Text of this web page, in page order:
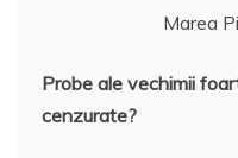
Marea
Probe ale vechimii
cenzurate?